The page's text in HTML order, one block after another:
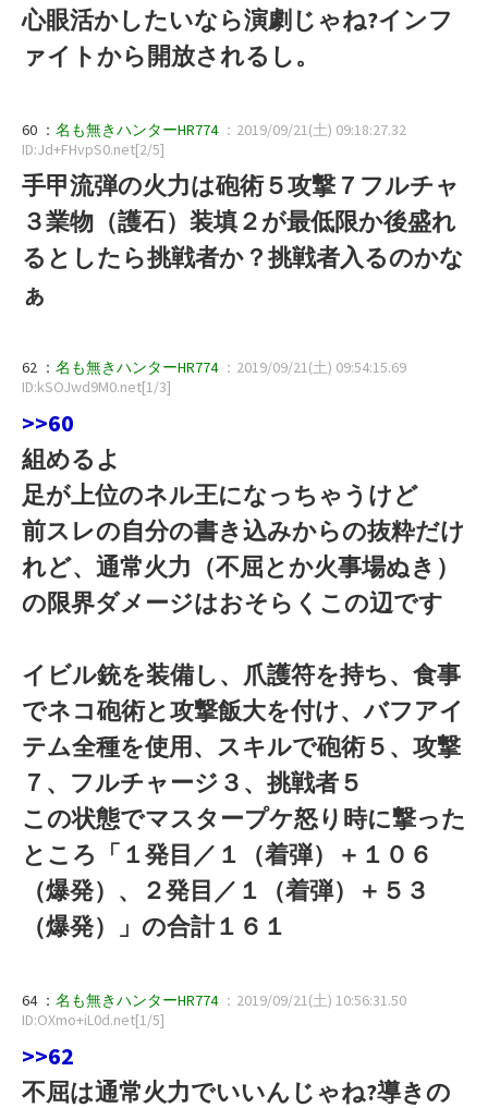
心眼活かしたいなら演劇じゃね?インフ
ァイトから開放されるし。
60 ： 名も無きハンターHR774 ：2019/09/21(土) 09:18:27.32
ID:Jd+FHvpS0.net[2/5]
手甲流弾の火力は砲術５攻撃７フルチャ
３業物（護石）装填２が最低限か後盛れ
るとしたら挑戦者か？挑戦者入るのかな
ぁ
62 ： 名も無きハンターHR774 ：2019/09/21(土) 09:54:15.69
ID:kSOJwd9M0.net[1/3]
>>60
組めるよ
足が上位のネル王になっちゃうけど
前スレの自分の書き込みからの抜粋だけ
れど、通常火力（不屈とか火事場ぬき）
の限界ダメージはおそらくこの辺です
イビル銃を装備し、爪護符を持ち、食事
でネコ砲術と攻撃飯大を付け、バフアイ
テム全種を使用、スキルで砲術５、攻撃
７、フルチャージ３、挑戦者５
この状態でマスタープケ怒り時に撃った
ところ「１発目／１（着弾）＋１０６
（爆発）、２発目／１（着弾）＋５３
（爆発）」の合計１６１
64 ： 名も無きハンターHR774 ：2019/09/21(土) 10:56:31.50
ID:OXmo+iL0d.net[1/5]
>>62
不屈は通常火力でいいんじゃね?導きの